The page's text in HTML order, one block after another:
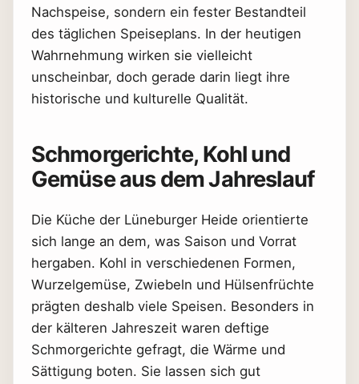
Nachspeise, sondern ein fester Bestandteil
des täglichen Speiseplans. In der heutigen
Wahrnehmung wirken sie vielleicht
unscheinbar, doch gerade darin liegt ihre
historische und kulturelle Qualität.
Schmorgerichte, Kohl und
Gemüse aus dem Jahreslauf
Die Küche der Lüneburger Heide orientierte
sich lange an dem, was Saison und Vorrat
hergaben. Kohl in verschiedenen Formen,
Wurzelgemüse, Zwiebeln und Hülsenfrüchte
prägten deshalb viele Speisen. Besonders in
der kälteren Jahreszeit waren deftige
Schmorgerichte gefragt, die Wärme und
Sättigung boten. Sie lassen sich gut